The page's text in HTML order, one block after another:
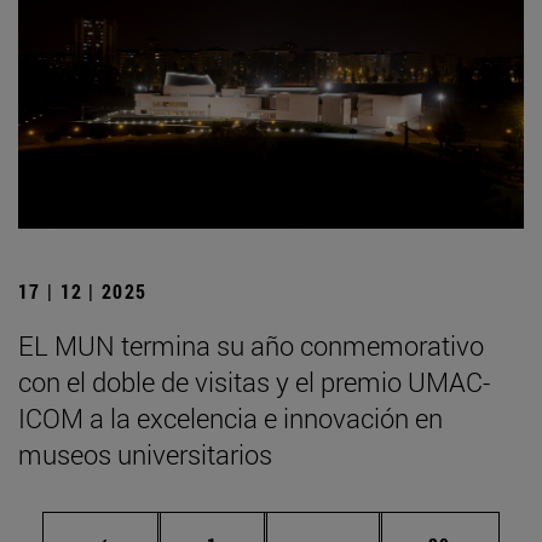
17 | 12 | 2025
EL MUN termina su año conmemorativo
con el doble de visitas y el premio UMAC-
ICOM a la excelencia e innovación en
museos universitarios